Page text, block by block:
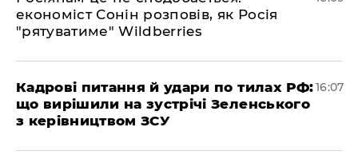
економіст Сонін розповів, як Росія
"рятуватиме" Wildberries
Кадрові питання й удари по тилах РФ:
що вирішили на зустрічі Зеленського
з керівництвом ЗСУ
16:07